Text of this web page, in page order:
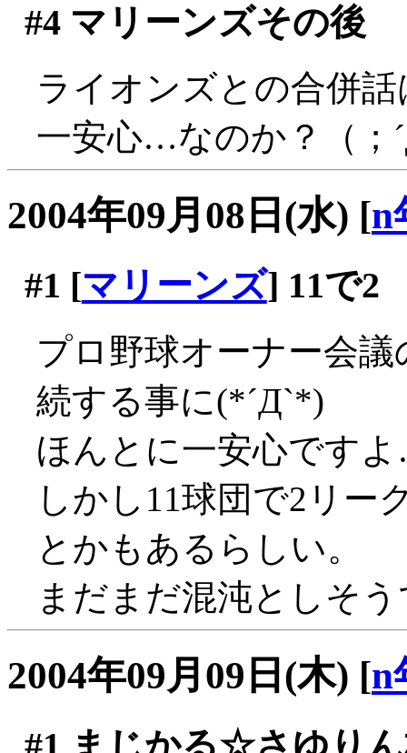
#4マリーンズその後
ライオンズとの合併
一安心…なのか？（；
2004年09月08日(水) [n
#1 [マリーンズ] 11で2
プロ野球オーナー会
続する事に(*´Д`*)
ほんとに一安心です
しかし11球団で2リー
とかもあるらしい。
まだまだ混沌としそ
2004年09月09日(木) [n